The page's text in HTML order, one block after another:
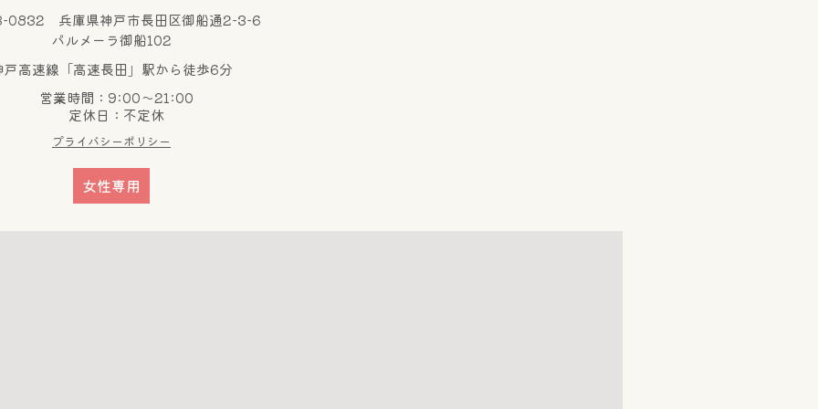
0832 兵庫県神戸市長田区御船通2-3-6
パルメーラ御船102
戸高速線「高速長田」駅から徒歩6分
営業時間：9:00～21:00
定休日：不定休
プライバシーポリシー
女性専用